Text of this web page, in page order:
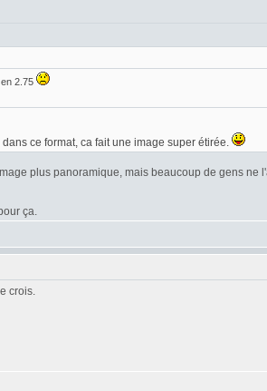
2.75
ce format, ca fait une image super étirée.
plus panoramique, mais beaucoup de gens ne
ça.
crois.